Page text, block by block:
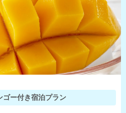
ゴー付き宿泊プラン